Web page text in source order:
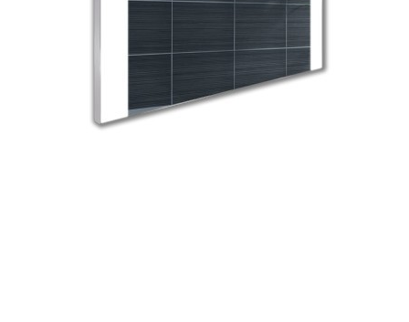
Spiegelkataloge
Spiegelschränke